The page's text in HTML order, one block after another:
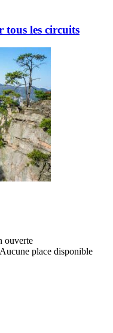
tous les circuits
ouverte
Aucune place disponible